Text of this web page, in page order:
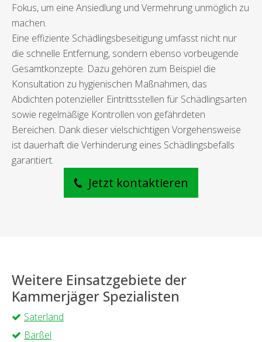
Fokus, um eine Ansiedlung und Vermehrung unmöglich zu
machen.
Eine effiziente Schädlingsbeseitigung umfasst nicht nur
die schnelle Entfernung, sondern ebenso vorbeugende
Gesamtkonzepte. Dazu gehören zum Beispiel die
Konsultation zu hygienischen Maßnahmen, das
Abdichten potenzieller Eintrittsstellen für Schädlingsarten
sowie regelmäßige Kontrollen von gefährdeten
Bereichen. Dank dieser vielschichtigen Vorgehensweise
ist dauerhaft die Verhinderung eines Schädlingsbefalls
garantiert.
Jetzt kontaktieren
Weitere Einsatzgebiete der
Kammerjäger Spezialisten
Saterland
Barßel